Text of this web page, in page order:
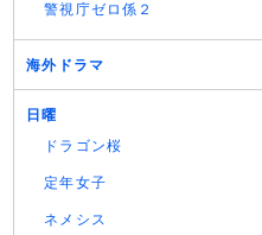
警視庁ゼロ係２
海外ドラマ
日曜
ドラゴン桜
定年女子
ネメシス